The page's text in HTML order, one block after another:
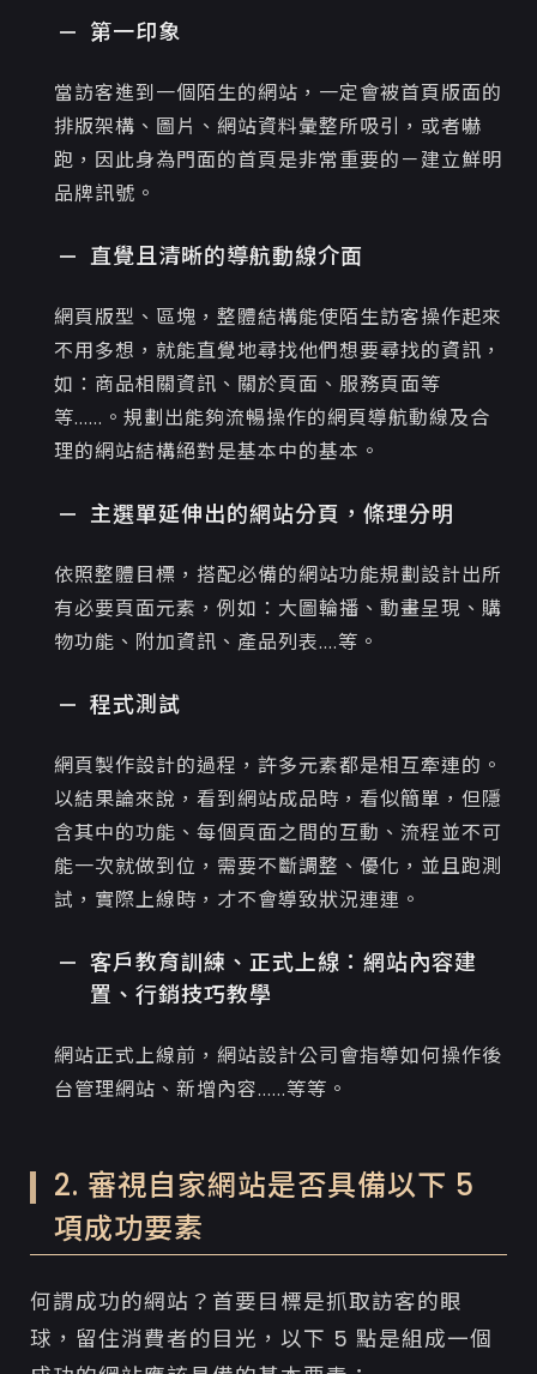
第一印象
當訪客進到一個陌生的網站，一定會被首頁版面的
排版架構、圖片、網站資料彙整所吸引，或者嚇
跑，因此身為門面的首頁是非常重要的－建立鮮明
品牌訊號 。
直覺且清晰的導航動線介面
網頁版型、區塊，整體結構能使陌生訪客操作起來
不用多想，就能直覺地尋找他們想要尋找的資訊，
如：商品相關資訊、關於頁面、服務頁面等
等......。 規劃出能夠流暢操作的網頁導航動線及合
理的網站結構 絕對是基本中的基本。
主選單延伸出的網站分頁，條理分明
依照整體目標，搭配必備的網站功能規劃設計出所
有必要頁面元素，例如：大圖輪播、動畫呈現、購
物功能、附加資訊、產品列表....等 。
程式測試
網頁製作設計的過程，許多元素都是相互牽連的。
以結果論來說，看到網站成品時，看似簡單，但隱
含其中的功能、每個頁面之間的互動、流程並不可
能一次就做到位，需要不斷調整、優化，並且跑測
試，實際上線時，才不會導致狀況連連。
客戶教育訓練、正式上線：網站內容建
置、行銷技巧教學
網站正式上線前，網站設計公司會指導如何操作後
台管理網站、新增內容......等等。
2. 審視自家網站是否具備以下 5
項成功要素
何謂成功的網站？首要目標是抓取訪客的眼
球，留住消費者的目光，以下 5 點是組成一個